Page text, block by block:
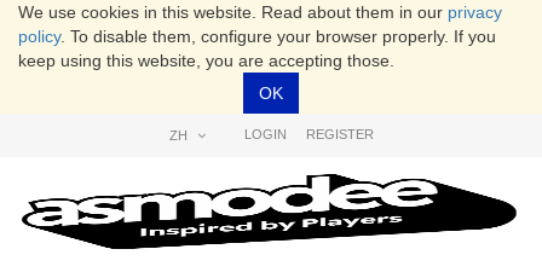
We use cookies in this website. Read about them in our privacy
policy. To disable them, configure your browser properly. If you
keep using this website, you are accepting those.
OK
ZH LOGIN REGISTER